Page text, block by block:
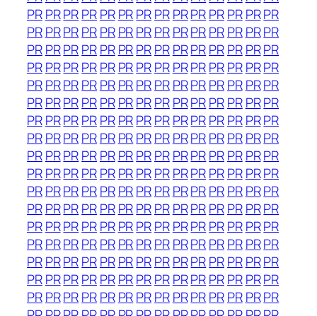
PRPRPRPRPR PRPRPRPRPRPRPR PRPR
PRPRPRPRPR PRPRPRPRPRPRPR PRPR
PRPRPRPRPR PRPRPRPRPRPRPR PRPR
PRPRPRPRPR PRPRPRPRPRPRPR PRPR
PRPRPRPRPR PRPRPRPRPRPRPR PRPR
PRPRPRPRPR PRPRPRPRPRPRPR PRPR
PRPRPRPRPR PRPRPRPRPRPRPR PRPR
PRPRPRPRPR PRPRPRPRPRPRPR PRPR
PRPRPRPRPR PRPRPRPRPRPRPR PRPR
PRPRPRPRPR PRPRPRPRPRPRPR PRPR
PRPRPRPRPR PRPRPRPRPRPRPR PRPR
PRPRPRPRPR PRPRPRPRPRPRPR PRPR
PRPRPRPRPR PRPRPRPRPRPRPR PRPR
PRPRPRPRPR PRPRPRPRPRPRPR PRPR
PRPRPRPRPR PRPRPRPRPRPRPR PRPR
PRPRPRPRPR PRPRPRPRPRPRPR PRPR
PRPRPRPRPR PRPRPRPRPRPRPR PRPR